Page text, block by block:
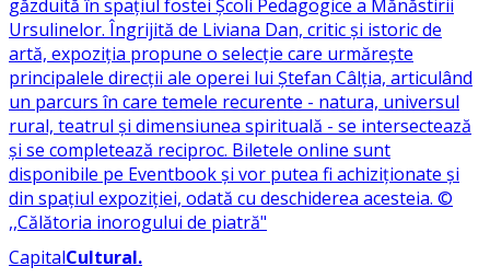
CapitalCultural.